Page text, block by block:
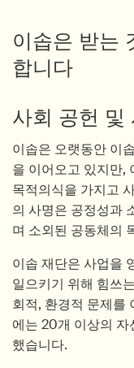
이솝은 받는
합니다
사회 공헌 및
이솝은 오랫동안 이
을 이어오고 있지만,
목적의식을 가지고
의 사명은 공정성과
며 소외된 공동체의
이솝 재단은 사업을
일으키기 위해 힘쓰
회적, 환경적 문제를
에는 20개 이상의
했습니다.